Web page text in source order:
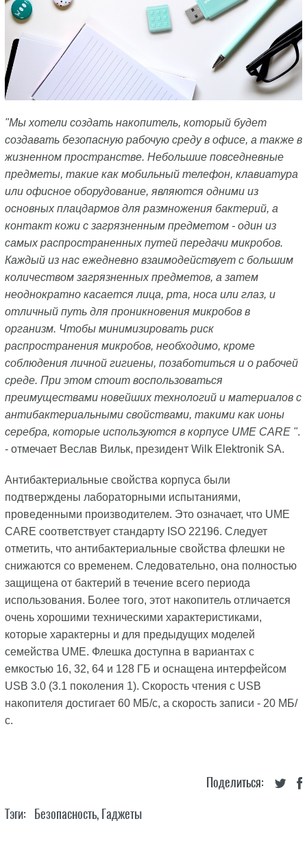
"Мы хотели создать накопитель, который будет
создавать безопасную рабочую среду в офисе, а также в
жизненном пространстве. Небольшие повседневные
предметы, такие как мобильный телефон, клавиатура
или офисное оборудование, являются одними из
основных плацдармов для размножения бактерий, а
контакт кожи с загрязненным предметом - один из
самых распространенных путей передачи микробов.
Каждый из нас ежедневно взаимодействует с большим
количеством загрязненных предметов, а затем
неоднократно касается лица, рта, носа или глаз, и
отличный путь для проникновения микробов в
организм. Чтобы минимизировать риск
распространения микробов, необходимо, кроме
соблюдения личной гигиены, позаботиться и о рабочей
среде. При этом стоит воспользоваться
преимуществами новейших технологий и материалов с
антибактериальными свойствами, такими как ионы
серебра, которые используются в корпусе UME CARE ".
- отмечает Веслав Вильк, президент Wilk Elektronik SA.
Антибактериальные свойства корпуса были
подтверждены лабораторными испытаниями,
проведенными производителем. Это означает, что UME
CARE соответствует стандарту ISO 22196. Следует
отметить, что антибактериальные свойства флешки не
снижаются со временем. Следовательно, она полностью
защищена от бактерий в течение всего периода
использования. Более того, этот накопитель отличается
очень хорошими техническими характеристиками,
которые характерны и для предыдущих моделей
семейства UME. Флешка доступна в вариантах с
емкостью 16, 32, 64 и 128 ГБ и оснащена интерфейсом
USB 3.0 (3.1 поколения 1). Скорость чтения с USB
накопителя достигает 60 МБ/с, а скорость записи - 20 МБ/
с.
Поделиться:
Тэги: Безопасность, Гаджеты